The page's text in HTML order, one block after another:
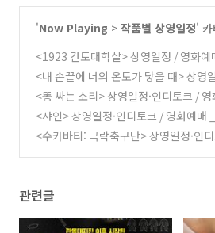
'Now Playing > 작품별 상영일정' 카
<1923 간토대학살> 상영일정 / 영화
8일 종영
(0)
<내 손끝에 너의 온도가 닿을 때> 상영
화예매 (0)
<똥 싸는 소리> 상영일정·인디토크 /
8월 28일 종영 (0)
<샤인> 상영일정·인디토크 / 영화예매
종영 (0)
<수카바티: 극락축구단> 상영일정·인
관련글